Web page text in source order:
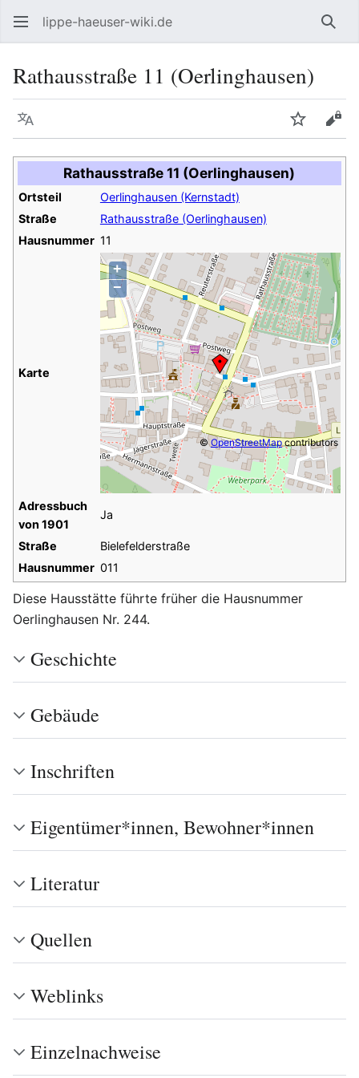
lippe-haeuser-wiki.de
Rathausstraße 11 (Oerlinghausen)
Sprache
Rathausstraße 11 (Oerlinghausen)
Ortsteil
Oerlinghausen (Kernstadt)
Straße
Rathausstraße (Oerlinghausen)
Hausnummer 11
Karte
+
−
©OpenStreetMapcontributors
Adressbuch
von 1901
Ja
Straße
Bielefelderstraße
Hausnummer 011
Diese Hausstätte führte früher die Hausnummer
Oerlinghausen Nr. 244.
Geschichte
Gebäude
Inschriften
Eigentümer*innen, Bewohner*innen
Literatur
Quellen
Weblinks
Einzelnachweise